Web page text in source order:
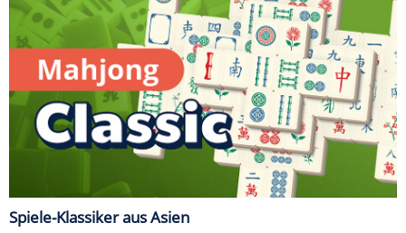
Spiele-Klassiker aus Asien